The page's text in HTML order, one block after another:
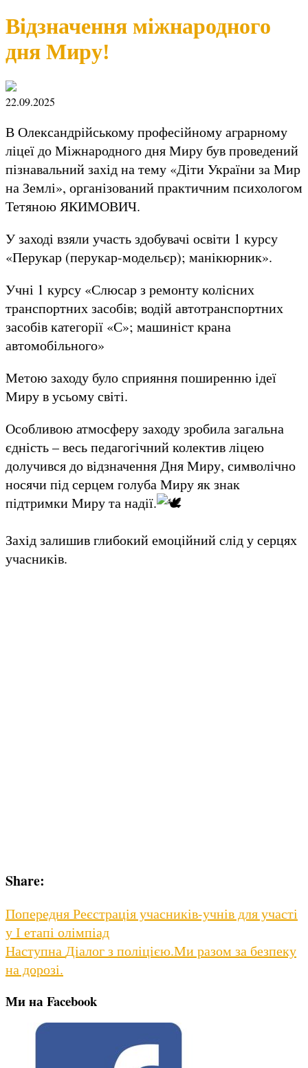
Відзначення міжнародного
дня Миру!
22.09.2025
В Олександрійському професійному аграрному
ліцеї до Міжнародного дня Миру був проведений
пізнавальний захід на тему «Діти України за Мир
на Землі», організований практичним психологом
Тетяною ЯКИМОВИЧ.
У заході взяли участь здобувачі освіти 1 курсу
«Перукар (перукар-модельєр); манікюрник».
Учні 1 курсу «Слюсар з ремонту колісних
транспортних засобів; водій автотранспортних
засобів категорії «С»; машиніст крана
автомобільного»
Метою заходу було сприяння поширенню ідеї
Миру в усьому світі.
Особливою атмосферу заходу зробила загальна
єдність – весь педагогічний колектив ліцею
долучився до відзначення Дня Миру, символічно
носячи під серцем голуба Миру як знак
підтримки Миру та надії.
Захід залишив глибокий емоційний слід у серцях
учасників.
Share:
Навігація
записів
ПопередняPrevious
post:
Реєстрація учасників-учнів для участі
у І етапі олімпіад
Наступна Next
Діалог з поліцією.Ми разом за безпеку
на дорозі.
Ми на Facebook